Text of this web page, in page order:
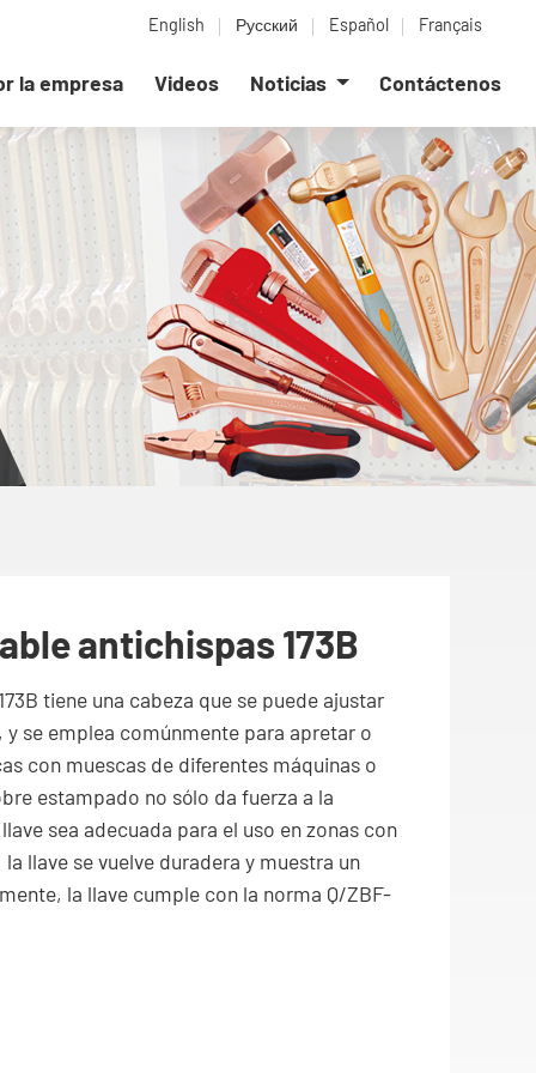
English Русский Español Français
la empresa Videos Noticias Contáctenos
antichispas 173B
tiene una cabeza que se puede ajustar
se emplea comúnmente para apretar o
con muescas de diferentes máquinas o
estampado no sólo da fuerza a la
sea adecuada para el uso en zonas con
llave se vuelve duradera y muestra un
la llave cumple con la norma Q/ZBF-